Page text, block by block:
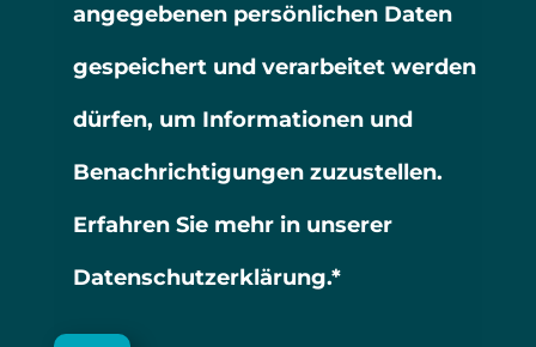
angegebenen persönlichen Daten
gespeichert und verarbeitet werden
dürfen, um Informationen und
Benachrichtigungen zuzustellen.
Erfahren Sie mehr in unserer
Datenschutzerklärung.*